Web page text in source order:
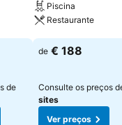
de
Piscina
Restaurante
Ver preços
de € 188
Consulte os preços
sites
Ver preços